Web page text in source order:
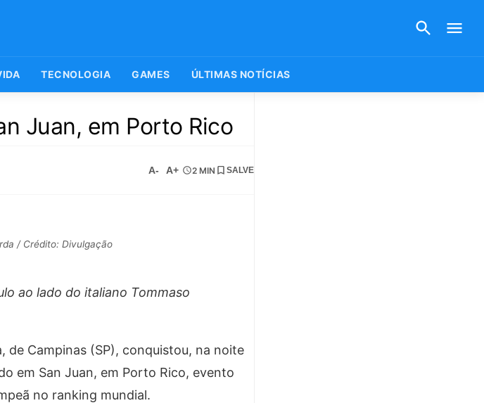
TECNOLOGIA GAMES ÚLTIMAS NOTÍCIAS
Juan, em Porto Rico
A- A+ 2 MIN SALVE
/ Crédito: Divulgação
ao lado do italiano Tommaso
de Campinas (SP), conquistou, na noite
em San Juan, em Porto Rico, evento
no ranking mundial.